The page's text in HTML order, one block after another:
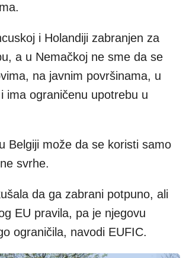
i Holandiji zabranjen za
a u Nemačkoj ne sme da se
na javnim površinama, u
ima ograničenu upotrebu u
Belgiji može da se koristi samo
svrhe.
da ga zabrani potpuno, ali
EU pravila, pa je njegovu
ograničila, navodi EUFIC.